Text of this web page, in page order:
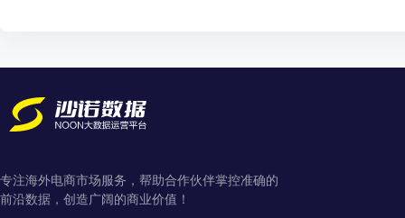
专注海外电商市场服务，帮助合作伙伴掌控准确的
前沿数据，创造广阔的商业价值！